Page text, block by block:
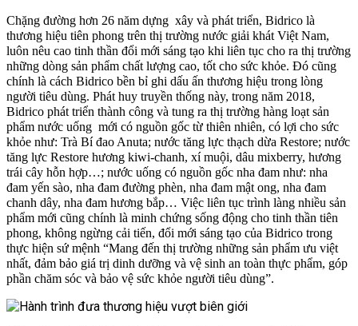
Chặng đường hơn 26 năm dựng xây và phát triển, Bidrico là
thương hiệu tiên phong trên thị trường nước giải khát Việt Nam,
luôn nêu cao tinh thần đổi mới sáng tạo khi liên tục cho ra thị trường
những dòng sản phẩm chất lượng cao, tốt cho sức khỏe. Đó cũng
chính là cách Bidrico bền bỉ ghi dấu ấn thương hiệu trong lòng
người tiêu dùng. Phát huy truyền thống này, trong năm 2018,
Bidrico phát triển thành công và tung ra thị trường hàng loạt sản
phẩm nước uống mới có nguồn gốc từ thiên nhiên, có lợi cho sức
khỏe như: Trà Bí đao Anuta; nước tăng lực thạch dừa Restore; nước
tăng lực Restore hương kiwi-chanh, xí muội, dâu mixberry, hương
trái cây hỗn hợp…; nước uống có nguồn gốc nha đam như: nha
đam yến sào, nha đam đường phèn, nha đam mật ong, nha đam
chanh dây, nha đam hương bắp… Việc liên tục trình làng nhiều sản
phẩm mới cũng chính là minh chứng sống động cho tinh thần tiên
phong, không ngừng cải tiến, đổi mới sáng tạo của Bidrico trong
thực hiện sứ mệnh “Mang đến thị trường những sản phẩm ưu việt
nhất, đảm bảo giá trị dinh dưỡng và vệ sinh an toàn thực phẩm, góp
phần chăm sóc và bảo vệ sức khỏe người tiêu dùng”.